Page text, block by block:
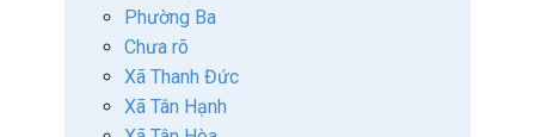
Phường Ba
Chưa rõ
Xã Thanh Đức
Xã Tân Hạnh